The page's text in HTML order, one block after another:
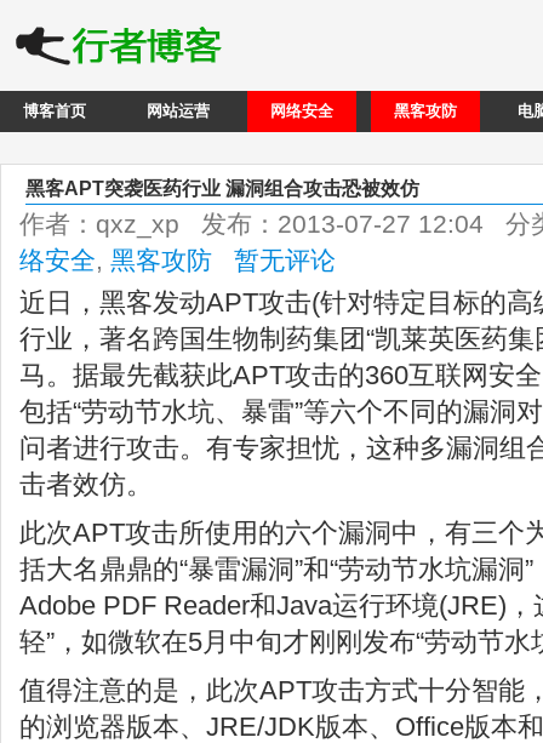
博客首页 网站运营 网络安全 黑客攻防 电
黑客APT突袭医药行业 漏洞组合攻击恐被效仿
作者：qxz_xp 发布：2013-07-27 12:04 分
络安全, 黑客攻防 暂无评论
近日，黑客发动APT攻击(针对特定目标的
行业，著名跨国生物制药集团“凯莱英医药
马。据最先截获此APT攻击的360互联网安
包括“劳动节水坑、暴雷”等六个不同的漏洞
问者进行攻击。有专家担忧，这种多漏洞组
击者效仿。
此次APT攻击所使用的六个漏洞中，有三个
括大名鼎鼎的“暴雷漏洞”和“劳动节水坑漏洞
Adobe PDF Reader和Java运行环境(JRE)，
轻”，如微软在5月中旬才刚刚发布“劳动节水
值得注意的是，此次APT攻击方式十分智能
的浏览器版本、JRE/JDK版本、Office版本